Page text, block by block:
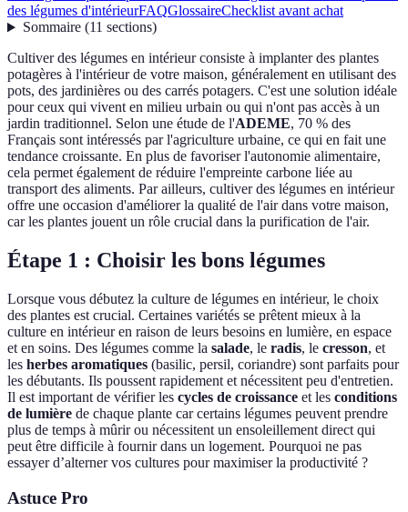
des légumes d'intérieurFAQGlossaireChecklist avant achat
Sommaire(11 sections)
Cultiver des légumes en intérieur consiste à implanter des plantes
potagères à l'intérieur de votre maison, généralement en utilisant des
pots, des jardinières ou des carrés potagers. C'est une solution idéale
pour ceux qui vivent en milieu urbain ou qui n'ont pas accès à un
jardin traditionnel. Selon une étude de l'ADEME, 70 % des
Français sont intéressés par l'agriculture urbaine, ce qui en fait une
tendance croissante. En plus de favoriser l'autonomie alimentaire,
cela permet également de réduire l'empreinte carbone liée au
transport des aliments. Par ailleurs, cultiver des légumes en intérieur
offre une occasion d'améliorer la qualité de l'air dans votre maison,
car les plantes jouent un rôle crucial dans la purification de l'air.
Étape 1 : Choisir les bons légumes
Lorsque vous débutez la culture de légumes en intérieur, le choix
des plantes est crucial. Certaines variétés se prêtent mieux à la
culture en intérieur en raison de leurs besoins en lumière, en espace
et en soins. Des légumes comme la salade, le radis, le cresson, et
les herbes aromatiques (basilic, persil, coriandre) sont parfaits pour
les débutants. Ils poussent rapidement et nécessitent peu d'entretien.
Il est important de vérifier les cycles de croissance et les conditions
de lumière de chaque plante car certains légumes peuvent prendre
plus de temps à mûrir ou nécessitent un ensoleillement direct qui
peut être difficile à fournir dans un logement. Pourquoi ne pas
essayer d’alterner vos cultures pour maximiser la productivité ?
Astuce Pro